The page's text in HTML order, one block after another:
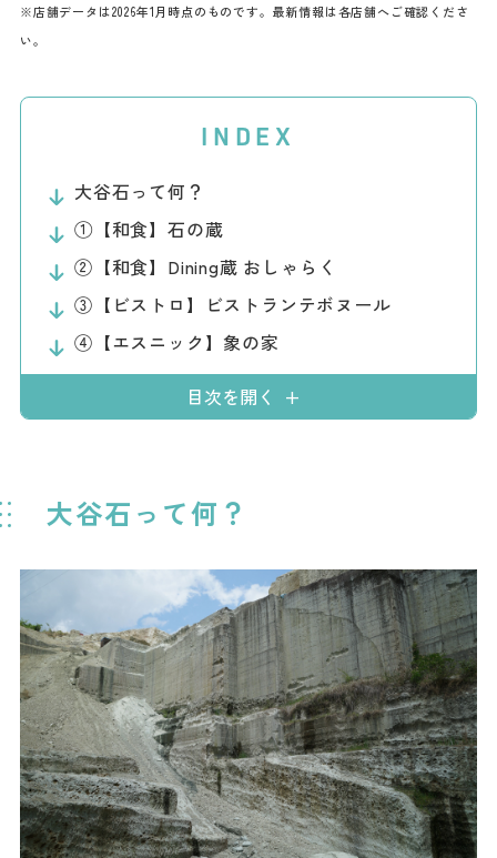
※店舗データは2026年1月時点のものです。最新情報は各店舗へご確認くださ
い。
INDEX
大谷石って何？
①【和食】石の蔵
②【和食】Dining蔵 おしゃらく
③【ビストロ】ビストランテボヌール
④【エスニック】象の家
目次を開く
大谷石って何？
Languag
フォトダウン
パンフレット